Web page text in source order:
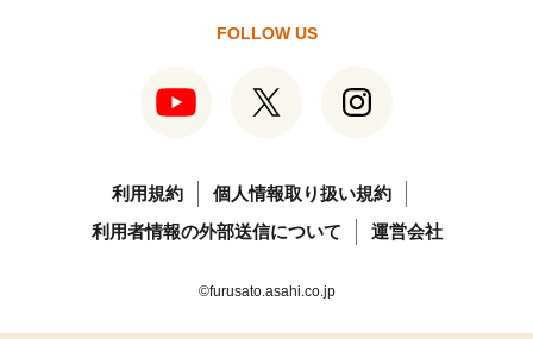
FOLLOW US
利用規約
個人情報取り扱い規約
利用者情報の外部送信について
運営会社
©furusato.asahi.co.jp